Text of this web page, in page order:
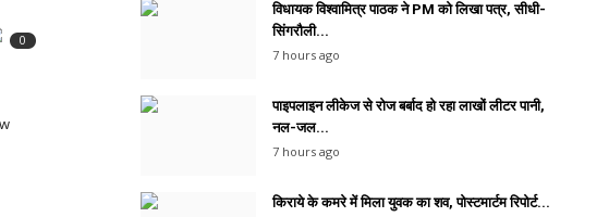
0
विधायक विश्वामित्र पाठक ने PM को लिखा पत्र, सीधी-
सिंगरौली...
7 hours ago
पाइपलाइन लीकेज से रोज बर्बाद हो रहा लाखों लीटर पानी,
नल-जल...
7 hours ago
किराये के कमरे में मिला युवक का शव, पोस्टमार्टम रिपोर्ट...